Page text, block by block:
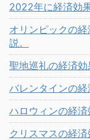
2022年に経済効
オリンピックの
説。
聖地巡礼の経済効
バレンタインの
ハロウィンの経
クリスマスの経済